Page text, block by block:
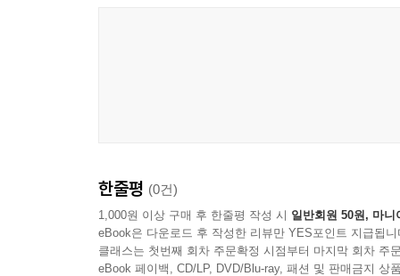
한줄평 (0건)
1,000원 이상 구매 후 한줄평 작성 시 일반회원 50원, 마니
eBook은 다운로드 후 작성한 리뷰만 YES포인트 지급됩니
클래스는 첫번째 회차 주문확정 시점부터 마지막 회차 주
eBook 페이백, CD/LP, DVD/Blu-ray, 패션 및 판매금지 상